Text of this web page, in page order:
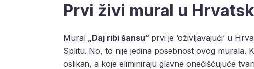
Prvi živi mural u
Mural „Daj ribi šansu“ prvi je ‘oživljavajući’ u
Splitu. No, to nije jedina posebnost ovog murala.
oslikan, a koje eliminiraju glavne onečišćujuće